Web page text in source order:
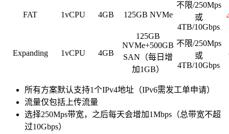
FAT 1vCPU 4GB 125GB NVMe
不限/250Mps
或
4TB/10Gbps
Expanding 1vCPU 4GB
125GB
NVMe+500GB
SAN（每日增
加1GB）
不限/250Mps
或
4TB/10Gbps
所有方案默认支持1个IPv4地址（IPv6需发工单申请）
流量仅包括上传流量
选择250Mps带宽，之后每天会增加1Mbps（总带宽不超
过10Gbps）